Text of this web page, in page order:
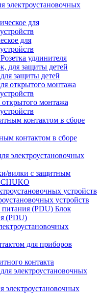
электроустановочных
для
Розетка удлинителя
защиты детей
монтажа
контактом в сборе
электроустановочных
вилки с защитным
устройств
Блок
(PDU)
для приборов
контакта
электроустановочных